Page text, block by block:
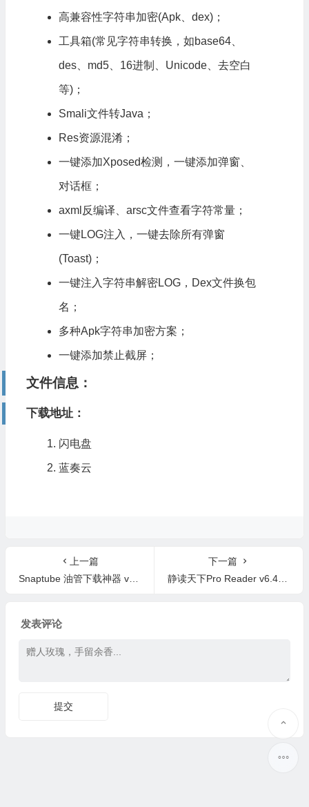
高兼容性字符串加密(Apk、dex)；
工具箱(常见字符串转换，如base64、
des、md5、16进制、Unicode、去空白
等)；
Smali文件转Java；
Res资源混淆；
一键添加Xposed检测，一键添加弹窗、
对话框；
axml反编译、arsc文件查看字符常量；
一键LOG注入，一键去除所有弹窗
(Toast)；
一键注入字符串解密LOG，Dex文件换包
名；
多种Apk字符串加密方案；
一键添加禁止截屏；
文件信息：
下载地址：
闪电盘
蓝奏云
上一篇
Snaptube 油管下载神器 v5.13.1.1301 汉化高级版 YouTube下载
下一篇
静读天下Pro Reader v6.4 专业版 电子书阅读器
发表评论